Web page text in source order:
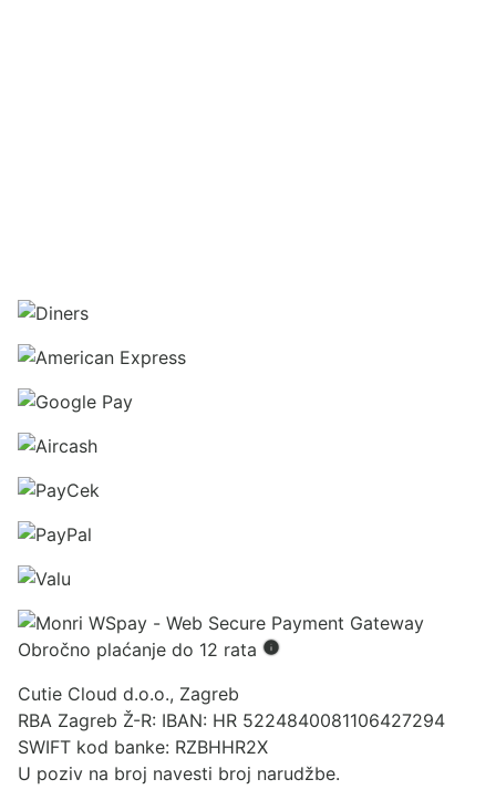
Obročno plaćanje do 12 rata
Cutie Cloud d.o.o., Zagreb
RBA Zagreb Ž-R: IBAN: HR 5224840081106427294
SWIFT kod banke: RZBHHR2X
U poziv na broj navesti broj narudžbe.